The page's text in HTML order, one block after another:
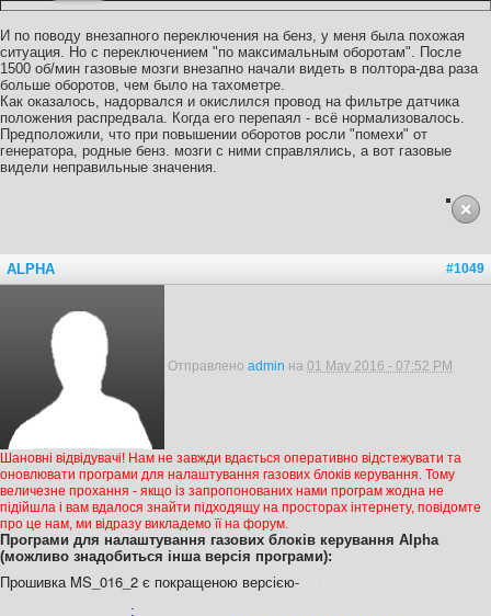
И по поводу внезапного переключения на бенз, у меня была похожая
ситуация. Но с переключением "по максимальным оборотам". После
1500 об/мин газовые мозги внезапно начали видеть в полтора-два раза
больше оборотов, чем было на тахометре.
Как оказалось, надорвался и окислился провод на фильтре датчика
положения распредвала. Когда его перепаял - всё нормализовалось.
Предположили, что при повышении оборотов росли "помехи" от
генератора, родные бенз. мозги с ними справлялись, а вот газовые
видели неправильные значения.
#1049
ALPHA
Отправлено admin на 01 May 2016 - 07:52 PM
Шановні відвідувачі! Нам не завжди вдається оперативно відстежувати та
оновлювати програми для налаштування газових блоків керування. Тому
величезне прохання - якщо із запропонованих нами програм жодна не
підійшла і вам вдалося знайти підходящу на просторах інтернету, повідомте
про це нам, ми відразу викладемо її на форум.
Програми для налаштування газових блоків керування Alpha
(можливо знадобиться інша версія програми):
Прошивка MS_016_2 є покращеною версією-
;